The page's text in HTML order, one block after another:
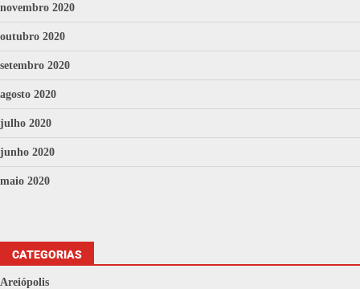
novembro 2020
outubro 2020
setembro 2020
agosto 2020
julho 2020
junho 2020
maio 2020
CATEGORIAS
Areiópolis